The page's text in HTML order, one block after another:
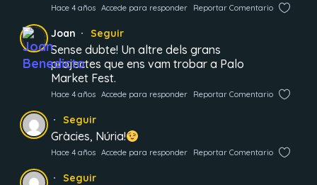
Hace 4 años Accede para responder Reportar Comentario
Joan Seguir
Sense dubte! Un altre dels grans
projectes que ens vam trobar a Palo
Market Fest.
Hace 4 años Accede para responder Reportar Comentario
Seguir
Gràcies, Núria!
Hace 4 años Accede para responder Reportar Comentario
Seguir